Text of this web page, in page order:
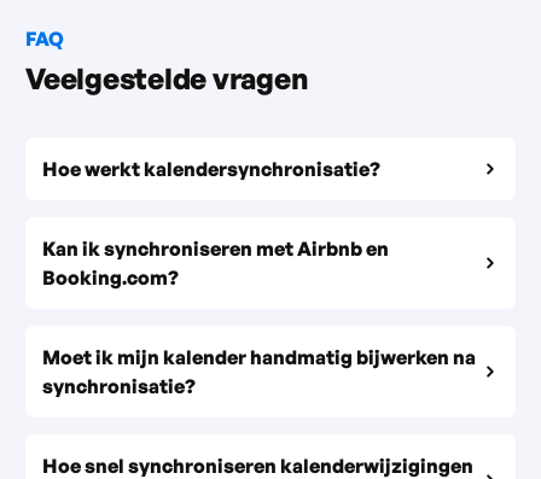
FAQ
Veelgestelde vragen
Hoe werkt kalendersynchronisatie?
Kan ik synchroniseren met Airbnb en
Booking.com?
Moet ik mijn kalender handmatig bijwerken na
synchronisatie?
Hoe snel synchroniseren kalenderwijzigingen